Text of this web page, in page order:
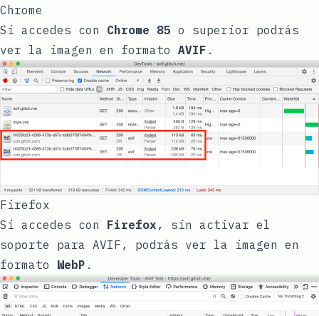
Chrome
Si accedes con Chrome 85 o superior podrás
ver la imagen en formato AVIF .
Firefox
Si accedes con Firefox , sin activar el
soporte para AVIF, podrás ver la imagen en
formato WebP .